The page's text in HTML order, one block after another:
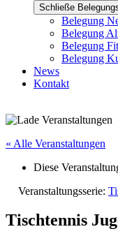
Schließe
Belegung
Belegung
Belegung
Belegung
News
Kontakt
« Alle Veranstaltungen
Diese
Veranstaltungsserie:
Tischtennis